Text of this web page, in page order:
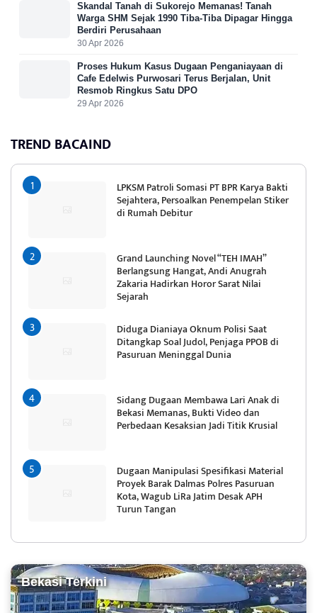
Skandal Tanah di Sukorejo Memanas! Tanah
Warga SHM Sejak 1990 Tiba-Tiba Dipagar Hingga
Berdiri Perusahaan
30 Apr 2026
Proses Hukum Kasus Dugaan Penganiayaan di
Cafe Edelwis Purwosari Terus Berjalan, Unit
Resmob Ringkus Satu DPO
29 Apr 2026
TREND BACAIND
LPKSM Patroli Somasi PT BPR Karya Bakti
Sejahtera, Persoalkan Penempelan Stiker
di Rumah Debitur
Grand Launching Novel “TEH IMAH”
Berlangsung Hangat, Andi Anugrah
Zakaria Hadirkan Horor Sarat Nilai
Sejarah
Diduga Dianiaya Oknum Polisi Saat
Ditangkap Soal Judol, Penjaga PPOB di
Pasuruan Meninggal Dunia
Sidang Dugaan Membawa Lari Anak di
Bekasi Memanas, Bukti Video dan
Perbedaan Kesaksian Jadi Titik Krusial
Dugaan Manipulasi Spesifikasi Material
Proyek Barak Dalmas Polres Pasuruan
Kota, Wagub LiRa Jatim Desak APH
Turun Tangan
Bekasi Terkini